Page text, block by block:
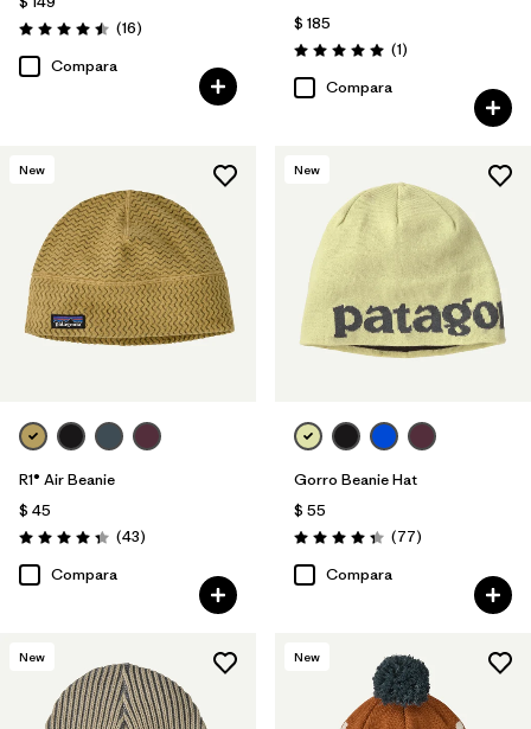
Valoración: 4.5 / 5
(16Comentarios
)
Compara
$ 185
Valoración: 5.0 / 5
(1Comentarios
)
Compara
New
R1® Air Beanie
$ 45
Valoración: 4.3 / 5
(43Comentarios
)
Compara
New
Gorro Beanie Hat
$ 55
Valoración: 4.4 / 5
(77Comentarios
)
Compara
New New